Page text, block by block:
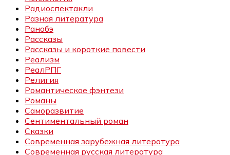
Радиоспектакли
Разная литература
Ранобэ
Рассказы
Рассказы и короткие повести
Реализм
РеалРПГ
Религия
Романтическое фэнтези
Романы
Саморазвитие
Сентиментальный роман
Сказки
Современная зарубежная литература
Современная русская литература